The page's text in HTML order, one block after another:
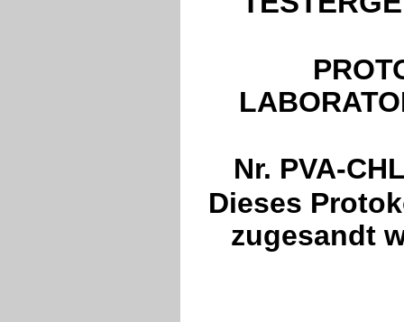
Nr. PVA-
Dieses
zugesandt